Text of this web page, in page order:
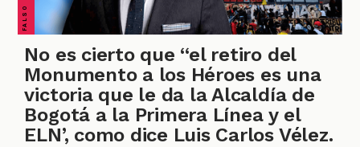
No es cierto que “el retiro del
Monumento a los Héroes es una
victoria que le da la Alcaldía de
Bogotá a la Primera Línea y el
ELN’, como dice Luis Carlos Vélez.